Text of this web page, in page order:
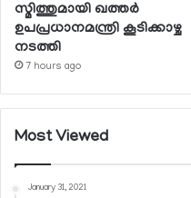
സ്മിത്തുമായി ഖത്തര്‍
ഉപപ്രധാനമന്ത്രി കൂടിക്കാഴ്ച
നടത്തി
7 hours ago
Most Viewed
January 31, 2021